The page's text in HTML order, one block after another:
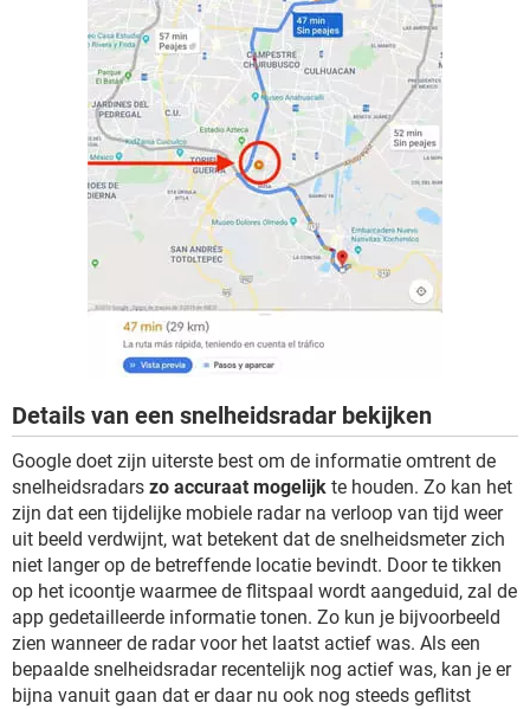
Details van een snelheidsradar bekijken
Google doet zijn uiterste best om de informatie omtrent de
snelheidsradars zo accuraat mogelijk te houden. Zo kan het
zijn dat een tijdelijke mobiele radar na verloop van tijd weer
uit beeld verdwijnt, wat betekent dat de snelheidsmeter zich
niet langer op de betreffende locatie bevindt. Door te tikken
op het icoontje waarmee de flitspaal wordt aangeduid, zal de
app gedetailleerde informatie tonen. Zo kun je bijvoorbeeld
zien wanneer de radar voor het laatst actief was. Als een
bepaalde snelheidsradar recentelijk nog actief was, kan je er
bijna vanuit gaan dat er daar nu ook nog steeds geflitst